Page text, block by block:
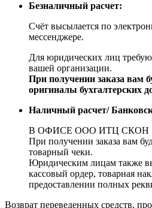
Безналичный расчет:
Счёт высылается по
мессенджере.
Для юридических лиц
вашей организации.
При получении заказа вам
оригиналы бухгалтерских
Наличный расчет/
В ОФИСЕ ООО ИТЦ СКОН
При получении заказа вам
товарный чеки.
Юридическим лицам также
кассовый ордер, товарная
предоставлении полных
Возврат переведенных средств,